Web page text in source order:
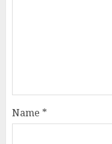
Name *